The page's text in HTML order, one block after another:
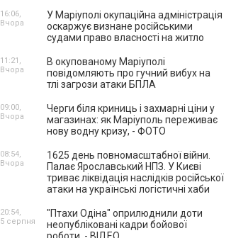
У Маріуполі окупаційна адміністрація
оскаржує визнане російськими
судами право власності на житло
16:06,
Вчора
В окупованому Маріуполі
повідомляють про гучний вибух на
тлі загрози атаки БПЛА
11:21,
Вчора
Черги біля криниць і захмарні ціни у
магазинах: як Маріуполь переживає
нову водну кризу, - ФОТО
09:00,
Вчора
1625 день повномасштабної війни.
Палає Ярославський НПЗ. У Києві
триває ліквідація наслідків російської
атаки на українські логістичні хаби
08:54,
Вчора
"Птахи Одіна" оприлюднили доти
неопубліковані кадри бойової
20:54,
5 серпня